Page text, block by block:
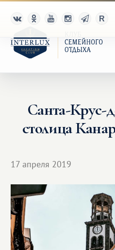
Клуб
Преимущества
Партнерам
Благотворительность
Санта-Крус-
столица
17 апреля 2019